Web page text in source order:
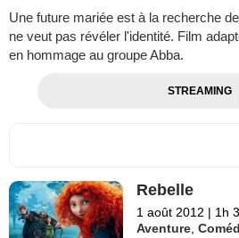
Une future mariée est à la recherche
ne veut pas révéler l'identité. Film
en hommage au groupe Abba.
STREAMING
Rebelle
1 août 2012 | 1h
Aventure ,